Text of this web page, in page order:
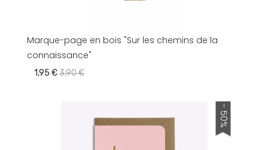
Marque-page en bois "Sur les chemins de la
connaissance"
1,95 €3,90 €
- 50%